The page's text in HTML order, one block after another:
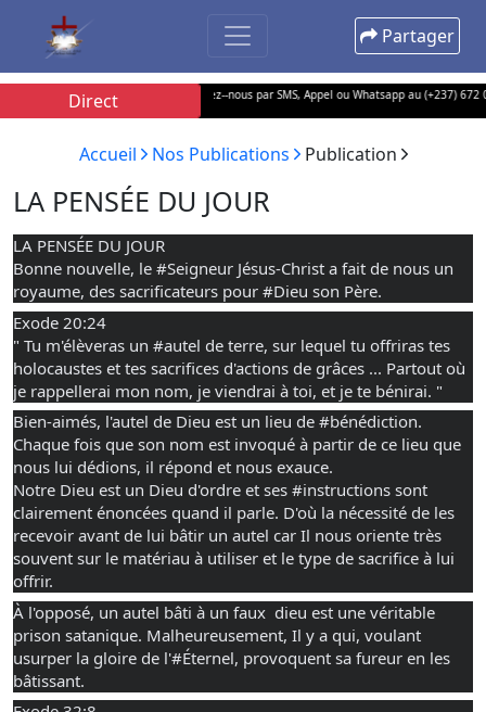
Partager
Direct
les réseaux sociaux... • Contactez--nous par SMS, Appel ou Whatsapp au (+237) 672 05
Accueil Nos Publications Publication
LA PENSÉE DU JOUR
LA PENSÉE DU JOUR
Bonne nouvelle, le #Seigneur Jésus-Christ a fait de nous un
royaume, des sacrificateurs pour #Dieu son Père.
Exode 20:24
" Tu m'élèveras un #autel de terre, sur lequel tu offriras tes
holocaustes et tes sacrifices d'actions de grâces ... Partout où
je rappellerai mon nom, je viendrai à toi, et je te bénirai. "
Bien-aimés, l'autel de Dieu est un lieu de #bénédiction.
Chaque fois que son nom est invoqué à partir de ce lieu que
nous lui dédions, il répond et nous exauce.
Notre Dieu est un Dieu d'ordre et ses #instructions sont
clairement énoncées quand il parle. D'où la nécessité de les
recevoir avant de lui bâtir un autel car Il nous oriente très
souvent sur le matériau à utiliser et le type de sacrifice à lui
offrir.
À l'opposé, un autel bâti à un faux  dieu est une véritable
prison satanique. Malheureusement, Il y a qui, voulant
usurper la gloire de l'#Éternel, provoquent sa fureur en les
bâtissant.